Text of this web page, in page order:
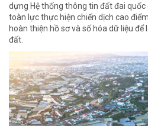
dựng Hệ thống thông tin đất đai
toàn lực thực hiện chiến dịch cao
hoàn thiện hồ sơ và số hóa dữ liệu
đất.